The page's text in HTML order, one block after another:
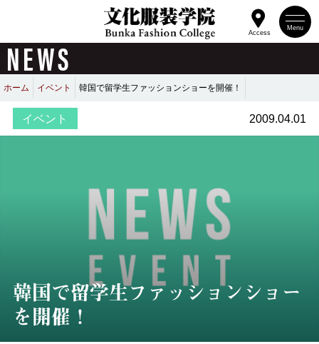
Menu
Access
NEWS
ホーム イベント 韓国で留学生ファッションショーを開催！
イベント 2009.04.01
韓国で留学生ファッションショー
を開催！